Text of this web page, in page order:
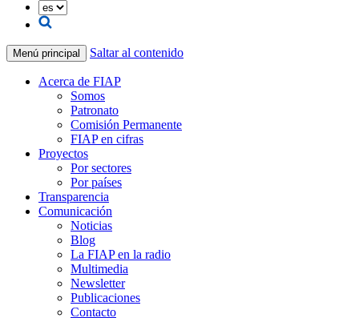
Menú principal Saltar al contenido
Acerca de FIAP
Somos
Patronato
Comisión Permanente
FIAP en cifras
Proyectos
Por sectores
Por países
Transparencia
Comunicación
Noticias
Blog
La FIAP en la radio
Multimedia
Newsletter
Publicaciones
Contacto